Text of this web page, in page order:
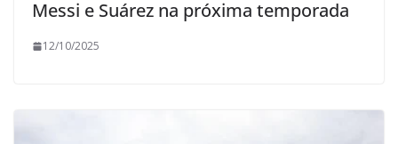
Messi e Suárez na próxima temporada
12/10/2025